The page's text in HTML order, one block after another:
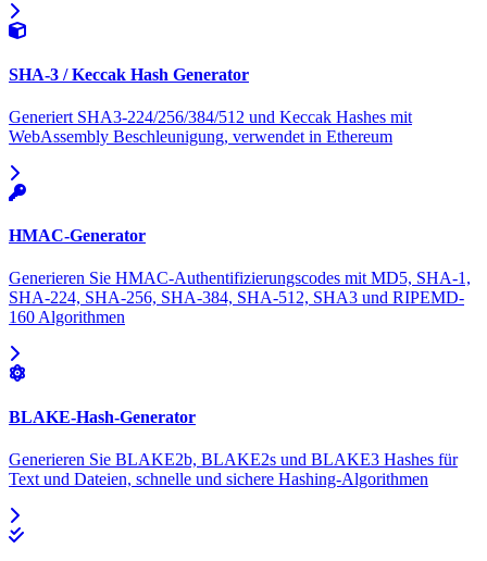
SHA-3 / Keccak Hash Generator
Generiert SHA3-224/256/384/512 und Keccak Hashes mit
WebAssembly Beschleunigung, verwendet in Ethereum
HMAC-Generator
Generieren Sie HMAC-Authentifizierungscodes mit MD5, SHA-1,
SHA-224, SHA-256, SHA-384, SHA-512, SHA3 und RIPEMD-
160 Algorithmen
BLAKE-Hash-Generator
Generieren Sie BLAKE2b, BLAKE2s und BLAKE3 Hashes für
Text und Dateien, schnelle und sichere Hashing-Algorithmen